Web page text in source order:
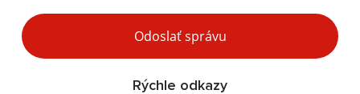
Odoslať správu
Rýchle odkazy